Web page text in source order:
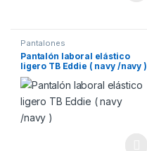
Pantalones
Pantalón laboral elástico
ligero TB Eddie ( navy /navy )